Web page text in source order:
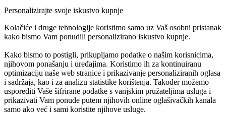
Personalizirajte svoje iskustvo kupnje
Kolačiće i druge tehnologije koristimo samo uz Vaš osobni pristanak
kako bismo Vam ponudili personalizirano iskustvo kupnje.
Kako bismo to postigli, prikupljamo podatke o našim korisnicima,
njihovom ponašanju i uređajima. Koristimo ih za kontinuiranu
optimizaciju naše web stranice i prikazivanje personaliziranih oglasa
i sadržaja, kao i za analizu statistike korištenja. Također možemo
usporediti Vaše šifrirane podatke s vanjskim pružateljima usluga i
prikazivati Vam ponude putem njihovih online oglašivačkih kanala
samo ako već i sami koristite njihove usluge.